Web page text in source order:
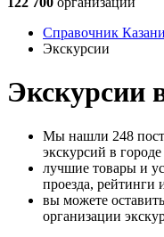
Справочник Казани
Экскурсии
Экскурсии
Мы нашли 248
экскурсий в
лучшие товары и
проезда, рейтинги
вы можете
организации